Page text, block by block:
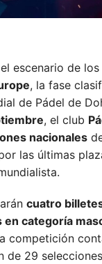
escenario de los
, la fase
de Pádel de
, el club
nacionales
las últimas
cuatro
en categoría
competición
de 29